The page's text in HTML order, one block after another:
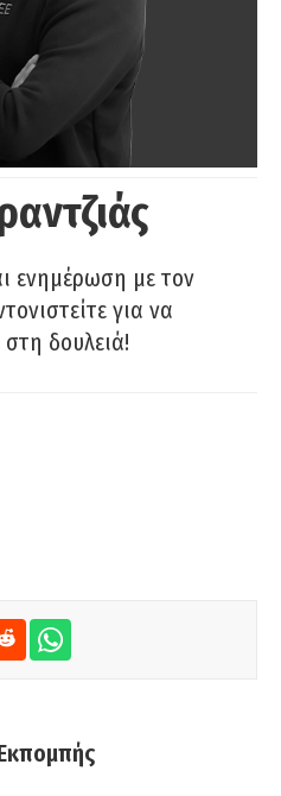
ενημέρωση με τον
για να
δουλειά!